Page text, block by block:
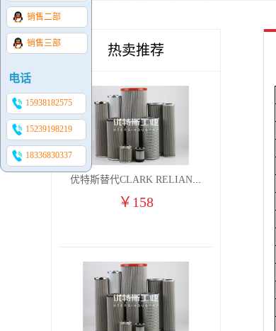
热卖推荐
优特斯替代CLARK RELIANCE燃气凝聚过滤器滤芯2710H9V 2710H9VO
￥ 158
销售二部
销售三部
电话
15938182575
15239198219
18336830337